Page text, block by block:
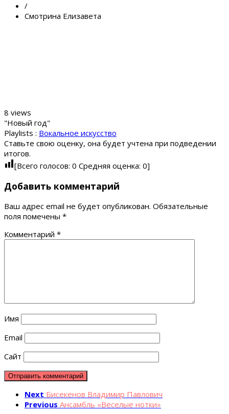
/
Смотрина Елизавета
8 views
"Новый год"
Playlists : Вокальное искусство
Ставьте свою оценку, она будет учтена при подведении
итогов.
[Всего голосов: 0 Средняя оценка: 0]
Добавить комментарий
Ваш адрес email не будет опубликован. Обязательные
поля помечены *
Комментарий *
Имя
Email
Сайт
Next Бисекенов Владимир Павлович
Previous Ансамбль «Веселые нотки»